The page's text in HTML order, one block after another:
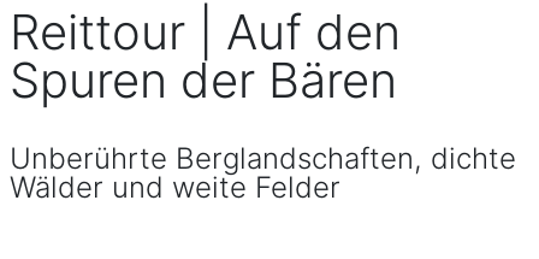
Reittour | Auf den
Spuren der Bären
Unberührte Berglandschaften, dichte
Wälder und weite Felder